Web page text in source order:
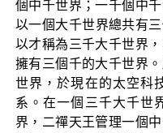
個中千世界；一千個中
以一個大千世界總共有
以才稱為三千大千世界
擁有三個千的大千世界
世界，於現在的太空科
系。在一個三千大千世
界，二禪天王管理一個